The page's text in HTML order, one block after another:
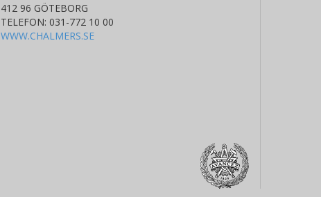
412 96 GÖTEBORG
TELEFON: 031-772 10 00
WWW.CHALMERS.SE